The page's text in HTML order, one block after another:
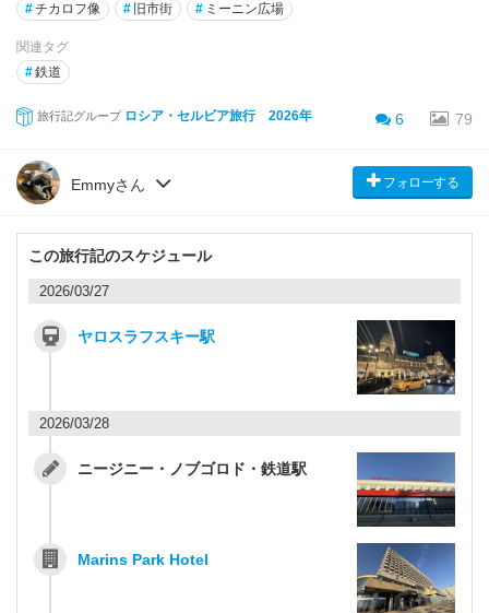
#チカロフ像 # 旧市街 # ミーニン広場
関連タグ
#鉄道
旅行記グループ ロシア・セルビア旅行 2026年 6 79
Emmyさん フォローする
この旅行記のスケジュール
2026/03/27
ヤロスラフスキー駅
2026/03/28
ニージニー・ノブゴロド・鉄道駅
Marins Park Hotel